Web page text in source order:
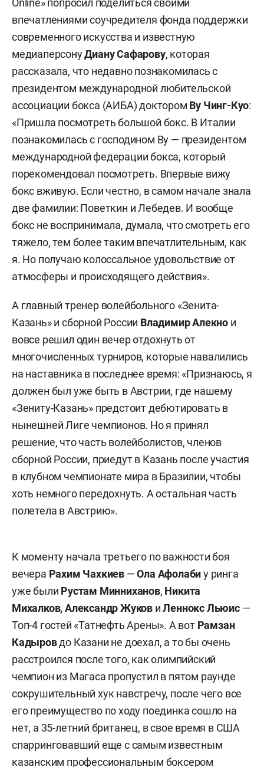
Online» попросил поделиться своими
впечатлениями соучредителя фонда поддержки
современного искусства и известную
медиаперсонуДиану Сафарову, которая
рассказала, что недавно познакомилась с
президентом международной любительской
ассоциации бокса (АИБА) доктором Ву Чинг-Куо:
«Пришла посмотреть большой бокс. В Италии
познакомилась с господином Ву — президентом
международной федерации бокса, который
порекомендовал посмотреть. Впервые вижу
бокс вживую. Если честно, в самом начале знала
две фамилии: Поветкин и Лебедев. И вообще
бокс не воспринимала, думала, что смотреть его
тяжело, тем более таким впечатлительным, как
я. Но получаю колоссальное удовольствие от
атмосферы и происходящего действия».
А главный тренер волейбольного «Зенита-
Казань» и сборной России Владимир Алекно и
вовсе решил один вечер отдохнуть от
многочисленных турниров, которые навалились
на наставника в последнее время: «Признаюсь, я
должен был уже быть в Австрии, где нашему
«Зениту-Казань» предстоит дебютировать в
нынешней Лиге чемпионов. Но я принял
решение, что часть волейболистов, членов
сборной России, приедут в Казань после участия
в клубном чемпионате мира в Бразилии, чтобы
хоть немного передохнуть. А остальная часть
полетела в Австрию».
К моменту начала третьего по важности боя
вечера Рахим Чахкиев —Ола Афолабиу ринга
уже были Рустам Минниханов, Никита
Михалков, Александр Жуков иЛеннокс Льюис—
Топ-4 гостей «Татнефть Арены». А вот Рамзан
Кадыровдо Казани не доехал, а то бы очень
расстроился после того, как олимпийский
чемпион из Магаса пропустил в пятом раунде
сокрушительный хук навстречу, после чего все
его преимущество по ходу поединка сошло на
нет, а 35-летний британец, в свое время в США
спарринговавший еще с самым известным
казанским профессиональным боксером